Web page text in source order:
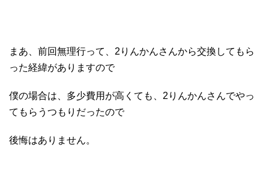
まあ、前回無理行って、2りんかんさんから交換してもら
った経緯がありますので
僕の場合は、多少費用が高くても、2りんかんさんでやっ
てもらうつもりだったので
後悔はありません。